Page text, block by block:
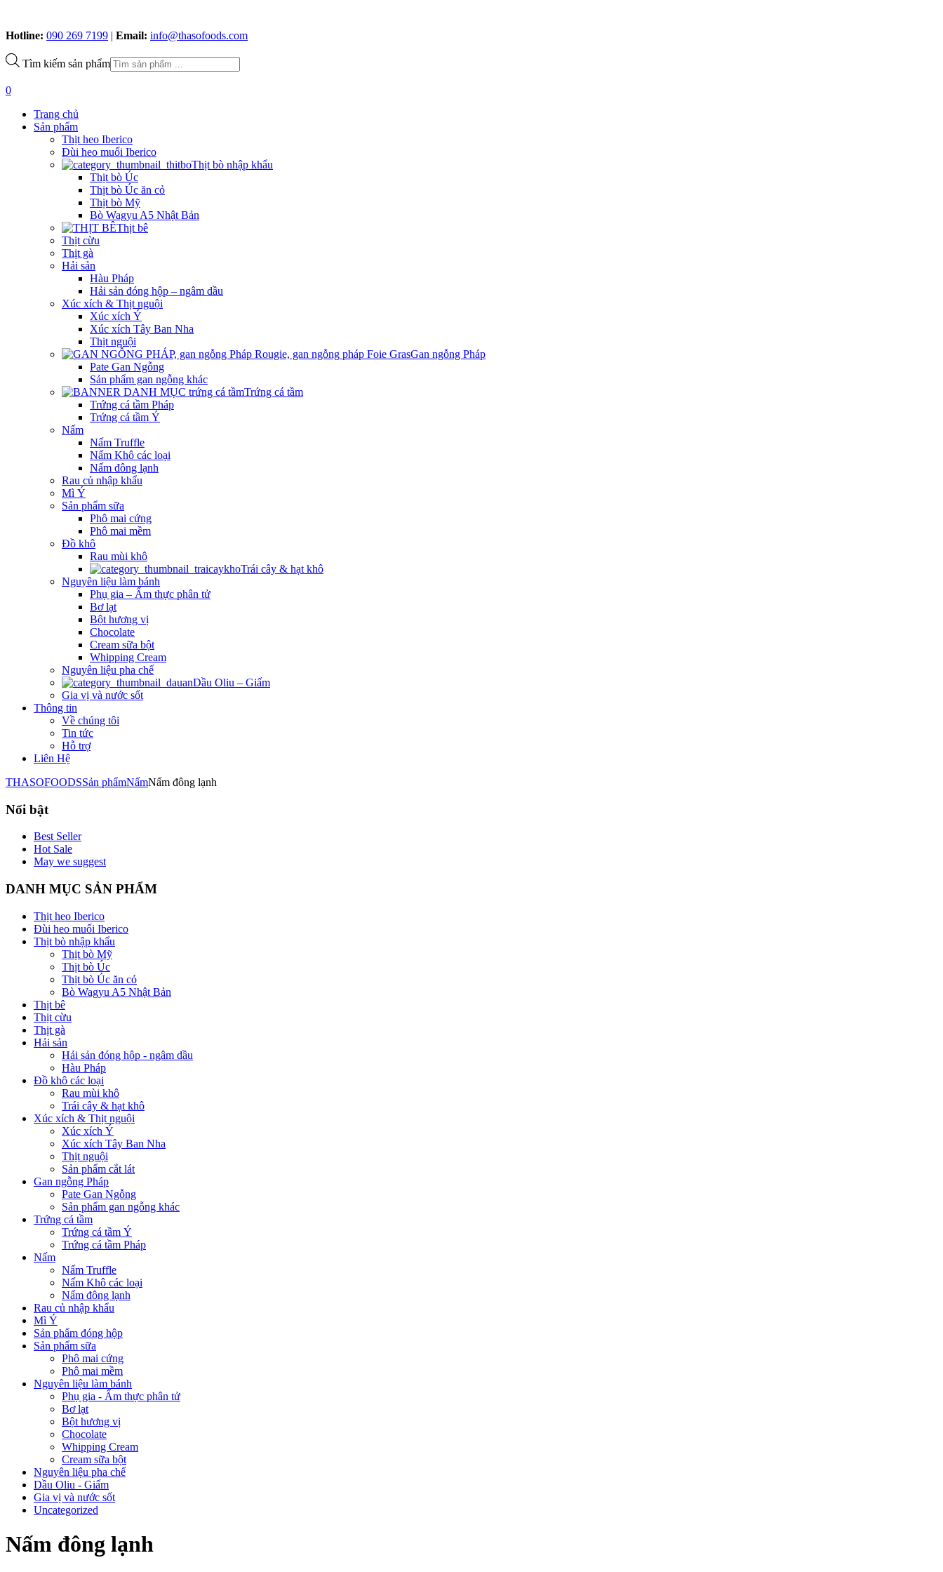
Hotline: 090 269 7199 | Email: info@thasofoods.com
Tìm kiếm sản phẩm
0
Trang chủ
Sản phẩm
Thịt heo Iberico
Đùi heo muối Iberico
Thịt bò nhập khẩu
Thịt bò Úc
Thịt bò Úc ăn cỏ
Thịt bò Mỹ
Bò Wagyu A5 Nhật Bản
Thịt bê
Thịt cừu
Thịt gà
Hải sản
Hàu Pháp
Hải sản đóng hộp – ngâm dầu
Xúc xích & Thịt nguội
Xúc xích Ý
Xúc xích Tây Ban Nha
Thịt nguội
Gan ngỗng Pháp
Pate Gan Ngỗng
Sản phẩm gan ngỗng khác
Trứng cá tầm
Trứng cá tầm Pháp
Trứng cá tầm Ý
Nấm
Nấm Truffle
Nấm Khô các loại
Nấm đông lạnh
Rau củ nhập khẩu
Mì Ý
Sản phẩm sữa
Phô mai cứng
Phô mai mềm
Đồ khô
Rau mùi khô
Trái cây & hạt khô
Nguyên liệu làm bánh
Phụ gia – Ẩm thực phân tử
Bơ lạt
Bột hương vị
Chocolate
Cream sữa bột
Whipping Cream
Nguyên liệu pha chế
Dầu Oliu – Giấm
Gia vị và nước sốt
Thông tin
Về chúng tôi
Tin tức
Hỗ trợ
Liên Hệ
THASOFOODSSản phẩmNấmNấm đông lạnh
Nổi bật
Best Seller
Hot Sale
May we suggest
DANH MỤC SẢN PHẨM
Thịt heo Iberico
Đùi heo muối Iberico
Thịt bò nhập khẩu
Thịt bò Mỹ
Thịt bò Úc
Thịt bò Úc ăn cỏ
Bò Wagyu A5 Nhật Bản
Thịt bê
Thịt cừu
Thịt gà
Hải sản
Hải sản đóng hộp - ngâm dầu
Hàu Pháp
Đồ khô các loại
Rau mùi khô
Trái cây & hạt khô
Xúc xích & Thịt nguội
Xúc xích Ý
Xúc xích Tây Ban Nha
Thịt nguội
Sản phẩm cắt lát
Gan ngỗng Pháp
Pate Gan Ngỗng
Sản phẩm gan ngỗng khác
Trứng cá tầm
Trứng cá tầm Ý
Trứng cá tầm Pháp
Nấm
Nấm Truffle
Nấm Khô các loại
Nấm đông lạnh
Rau củ nhập khẩu
Mì Ý
Sản phẩm đóng hộp
Sản phẩm sữa
Phô mai cứng
Phô mai mềm
Nguyên liệu làm bánh
Phụ gia - Ẩm thực phân tử
Bơ lạt
Bột hương vị
Chocolate
Whipping Cream
Cream sữa bột
Nguyên liệu pha chế
Dầu Oliu - Giấm
Gia vị và nước sốt
Uncategorized
Nấm đông lạnh